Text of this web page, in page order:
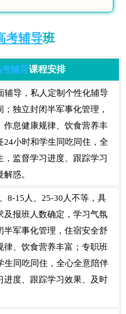
考辅导班
考辅导课程安排
辅导，私人定制个性化辅导
独立封闭半军事化管理，
作息健康规律、饮食营养丰
24小时和学生同吃同住，全
，监督学习进度、跟踪学习
惑。
8-15人、25-30人不等，具
及报班人数确定，学习气氛
半军事化管理，住宿安全舒
律、饮食营养丰富；专职班
生同吃同住，全心全意陪伴
进度、跟踪学习效果、及时